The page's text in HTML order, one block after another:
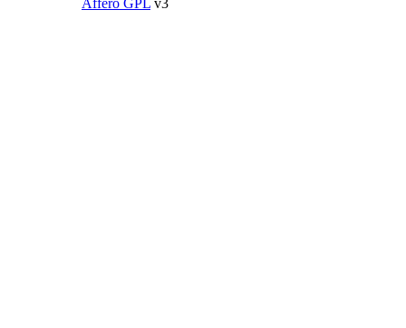
Affero GPL v3